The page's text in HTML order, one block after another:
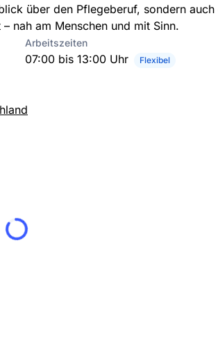
über den Pflegeberuf, sondern auch
nah am Menschen und mit Sinn.
Arbeitszeiten
07:00 bis 13:00 Uhr Flexibel